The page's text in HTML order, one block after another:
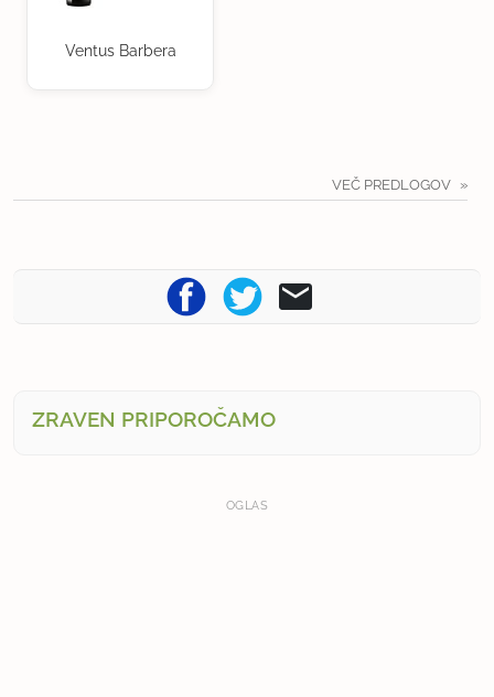
Ventus Barbera
VEČ PREDLOGOV
ZRAVEN PRIPOROČAMO
OGLAS